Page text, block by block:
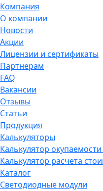
Компания
О компании
Новости
Акции
Лицензии и сертификаты
Партнерам
FAQ
Вакансии
Отзывы
Статьи
Продукция
Калькуляторы
Калькулятор
Калькулятор расчета
Каталог
Светодиодные модули